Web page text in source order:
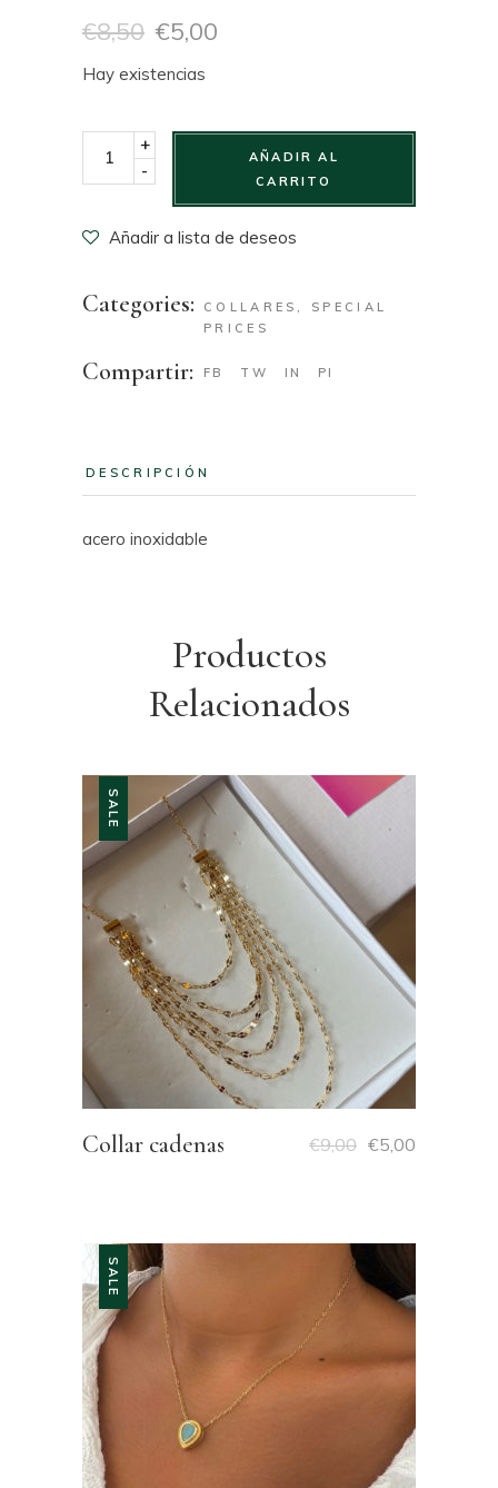
€8,50 €5,00
Hay existencias
Collar Helen quantity
-
+
AÑADIR AL
CARRITO
Añadir a lista de deseos
Categories: COLLARES , SPECIAL
PRICES
Compartir: FB TW IN PI
DESCRIPCIÓN
acero inoxidable
Productos
Relacionados
SALE
Collar cadenas €9,00 €5,00
SALE